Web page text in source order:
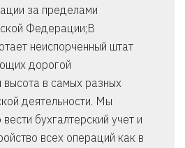
за пределами
Федерации;В
неиспорченный штат
дорогой
в самых разных
деятельности. Мы
бухгалтерский учет и
всех операций как в